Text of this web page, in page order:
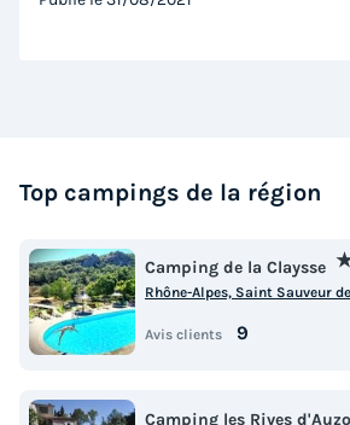
Top campings de la région
Camping de la Claysse
Rhône-Alpes, Saint Sauveur
Avis clients 9
Camping les Rives